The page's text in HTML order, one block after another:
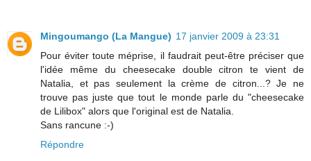
Mingoumango (La Mangue) 17 janvier 2009 à 23:31
Pour éviter toute méprise, il faudrait peut-être préciser que
l'idée même du cheesecake double citron te vient de
Natalia, et pas seulement la crème de citron...? Je ne
trouve pas juste que tout le monde parle du "cheesecake
de Lilibox" alors que l'original est de Natalia.
Sans rancune :-)
Répondre